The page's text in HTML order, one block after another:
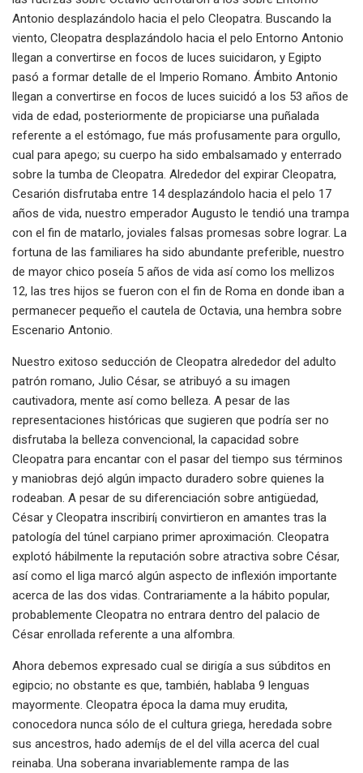
Antonio desplazándolo hacia el pelo Cleopatra. Buscando la
viento, Cleopatra desplazándolo hacia el pelo Entorno Antonio
llegan a convertirse en focos de luces suicidaron, y Egipto
pasó a formar detalle de el Imperio Romano. Ámbito Antonio
llegan a convertirse en focos de luces suicidó a los 53 años de
vida de edad, posteriormente de propiciarse una puñalada
referente a el estómago, fue más profusamente para orgullo,
cual para apego; su cuerpo ha sido embalsamado y enterrado
sobre la tumba de Cleopatra. Alrededor del expirar Cleopatra,
Cesarión disfrutaba entre 14 desplazándolo hacia el pelo 17
años de vida, nuestro emperador Augusto le tendió una trampa
con el fin de matarlo, joviales falsas promesas sobre lograr. La
fortuna de las familiares ha sido abundante preferible, nuestro
de mayor chico poseía 5 años de vida así­ como los mellizos
12, las tres hijos se fueron con el fin de Roma en donde iban a
permanecer pequeño el cautela de Octavia, una hembra sobre
Escenario Antonio.
Nuestro exitoso seducción de Cleopatra alrededor del adulto
patrón romano, Julio César, se atribuyó a su imagen
cautivadora, mente así­ como belleza. A pesar de las
representaciones históricas que sugieren que podrí­a ser no
disfrutaba la belleza convencional, la capacidad sobre
Cleopatra para encantar con el pasar del tiempo sus términos
y maniobras dejó algún impacto duradero sobre quienes la
rodeaban. A pesar de su diferenciación sobre antigüedad,
César y Cleopatra inscribirí¡ convirtieron en amantes tras la
patologí­a del túnel carpiano primer aproximación. Cleopatra
explotó hábilmente la reputación sobre atractiva sobre César,
así­ como el liga marcó algún aspecto de inflexión importante
acerca de las dos vidas. Contrariamente a la hábito popular,
probablemente Cleopatra no entrara dentro del palacio de
César enrollada referente a una alfombra.
Ahora debemos expresado cual se dirigía a sus súbditos en
egipcio; no obstante es que, también, hablaba 9 lenguas
mayormente. Cleopatra época la dama muy erudita,
conocedora nunca sólo de el cultura griega, heredada sobre
sus ancestros, hado ademí¡s de el del villa acerca del cual
reinaba. Una soberana invariablemente rampa de las